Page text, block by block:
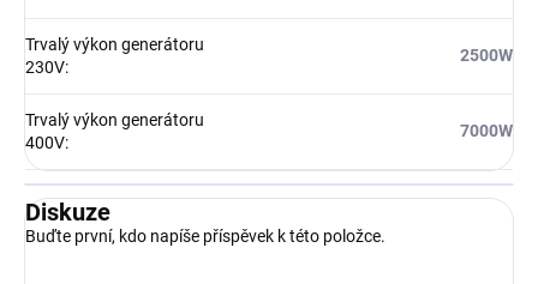
Trvalý výkon generátoru
230V:
2500W
Trvalý výkon generátoru
400V:
7000W
Diskuze
Buďte první, kdo napíše příspěvek k této položce.